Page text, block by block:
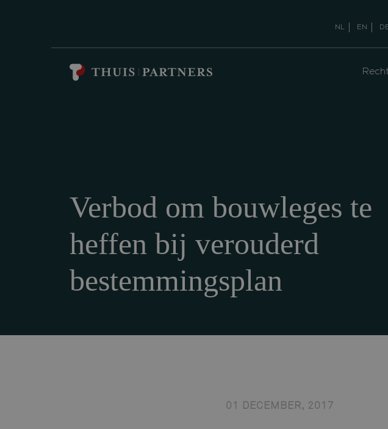
NL EN
Verbod om bouwleges te
heffen bij verouderd
bestemmingsplan
01 DECEMBER, 2017